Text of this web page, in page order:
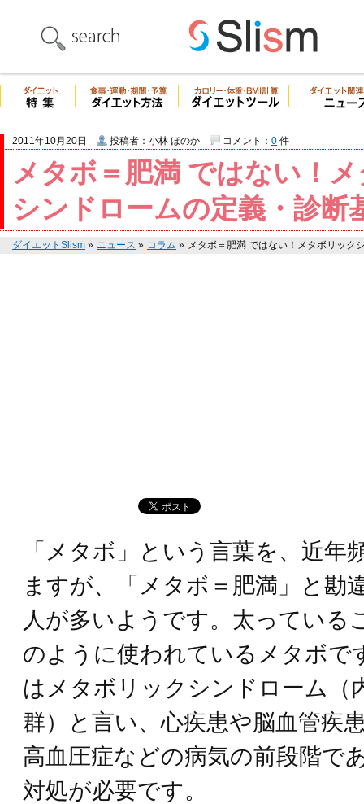
メタボ＝肥満 ではない！
シンドロームの定義・診断
2011年10月20日 投稿者：小林 ほのか コメント： 0 件
ダイエットSlism » ニュース » コラム » メタボ＝肥満 ではない！メタボリック
「メタボ」という言葉を、近年
ますが、「メタボ＝肥満」と勘
人が多いようです。太っている
のように使われているメタボで
はメタボリックシンドローム（
群）と言い、心疾患や脳血管疾
高血圧症などの病気の前段階で
対処が必要です。